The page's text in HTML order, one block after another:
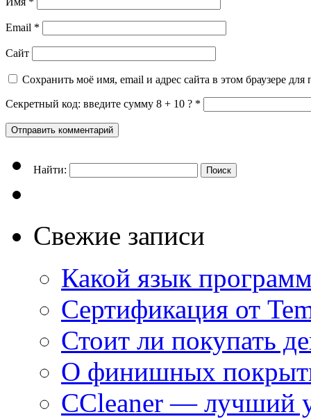
Email *
Сайт
Сохранить моё имя, email и адрес сайта в этом браузере
Секретный код: введите сумму 8 + 10 ? *
Найти:
Свежие записи
Какой язык
Сертификация от
Стоит ли покупать
О финишных
CCleaner — лучший